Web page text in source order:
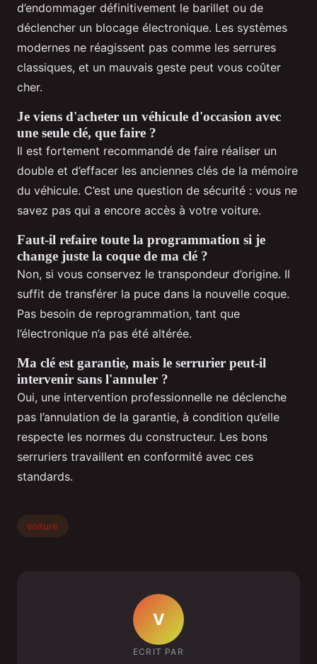
d’endommager définitivement le barillet ou de
déclencher un blocage électronique. Les systèmes
modernes ne réagissent pas comme les serrures
classiques, et un mauvais geste peut vous coûter
cher.
Je viens d'acheter un véhicule d'occasion avec
une seule clé, que faire ?
Il est fortement recommandé de faire réaliser un
double et d’effacer les anciennes clés de la mémoire
du véhicule. C’est une question de sécurité : vous ne
savez pas qui a encore accès à votre voiture.
Faut-il refaire toute la programmation si je
change juste la coque de ma clé ?
Non, si vous conservez le transpondeur d’origine. Il
suffit de transférer la puce dans la nouvelle coque.
Pas besoin de reprogrammation, tant que
l’électronique n’a pas été altérée.
Ma clé est garantie, mais le serrurier peut-il
intervenir sans l'annuler ?
Oui, une intervention professionnelle ne déclenche
pas l’annulation de la garantie, à condition qu’elle
respecte les normes du constructeur. Les bons
serruriers travaillent en conformité avec ces
standards.
voiture
V
ECRIT PAR